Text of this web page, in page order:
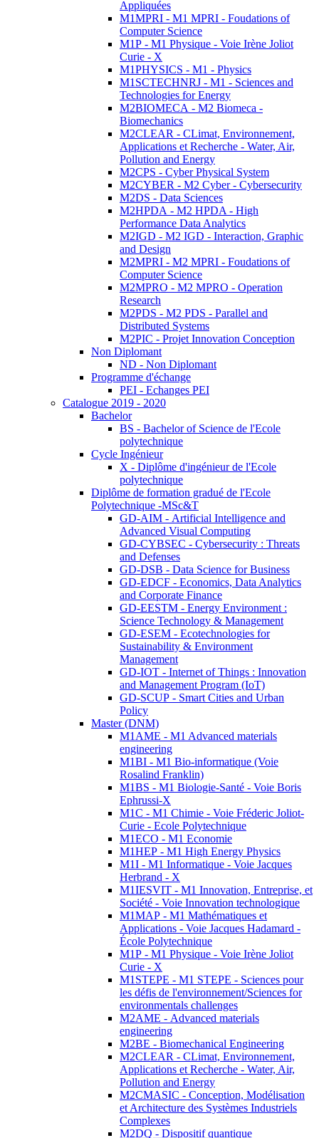
Appliquées
M1MPRI - M1 MPRI - Foudations of
Computer Science
M1P - M1 Physique - Voie Irène Joliot
Curie - X
M1PHYSICS - M1 - Physics
M1SCTECHNRJ - M1 - Sciences and
Technologies for Energy
M2BIOMECA - M2 Biomeca -
Biomechanics
M2CLEAR - CLimat, Environnement,
Applications et Recherche - Water, Air,
Pollution and Energy
M2CPS - Cyber Physical System
M2CYBER - M2 Cyber - Cybersecurity
M2DS - Data Sciences
M2HPDA - M2 HPDA - High
Performance Data Analytics
M2IGD - M2 IGD - Interaction, Graphic
and Design
M2MPRI - M2 MPRI - Foudations of
Computer Science
M2MPRO - M2 MPRO - Operation
Research
M2PDS - M2 PDS - Parallel and
Distributed Systems
M2PIC - Projet Innovation Conception
Non Diplomant
ND - Non Diplomant
Programme d'échange
PEI - Echanges PEI
Catalogue 2019 - 2020
Bachelor
BS - Bachelor of Science de l'Ecole
polytechnique
Cycle Ingénieur
X - Diplôme d'ingénieur de l'Ecole
polytechnique
Diplôme de formation gradué de l'Ecole
Polytechnique -MSc&T
GD-AIM - Artificial Intelligence and
Advanced Visual Computing
GD-CYBSEC - Cybersecurity : Threats
and Defenses
GD-DSB - Data Science for Business
GD-EDCF - Economics, Data Analytics
and Corporate Finance
GD-EESTM - Energy Environment :
Science Technology & Management
GD-ESEM - Ecotechnologies for
Sustainability & Environment
Management
GD-IOT - Internet of Things : Innovation
and Management Program (IoT)
GD-SCUP - Smart Cities and Urban
Policy
Master (DNM)
M1AME - M1 Advanced materials
engineering
M1BI - M1 Bio-informatique (Voie
Rosalind Franklin)
M1BS - M1 Biologie-Santé - Voie Boris
Ephrussi-X
M1C - M1 Chimie - Voie Fréderic Joliot-
Curie - Ecole Polytechnique
M1ECO - M1 Economie
M1HEP - M1 High Energy Physics
M1I - M1 Informatique - Voie Jacques
Herbrand - X
M1IESVIT - M1 Innovation, Entreprise, et
Société - Voie Innovation technologique
M1MAP - M1 Mathématiques et
Applications - Voie Jacques Hadamard -
École Polytechnique
M1P - M1 Physique - Voie Irène Joliot
Curie - X
M1STEPE - M1 STEPE - Sciences pour
les défis de l'environnement/Sciences for
environmentals challenges
M2AME - Advanced materials
engineering
M2BE - Biomechanical Engineering
M2CLEAR - CLimat, Environnement,
Applications et Recherche - Water, Air,
Pollution and Energy
M2CMASIC - Conception, Modélisation
et Architecture des Systèmes Industriels
Complexes
M2DQ - Dispositif quantique